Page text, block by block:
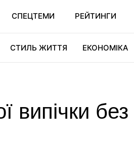
СПЕЦТЕМИ РЕЙТИНГИ
СТИЛЬ ЖИТТЯ ЕКОНОМІКА
випічки без